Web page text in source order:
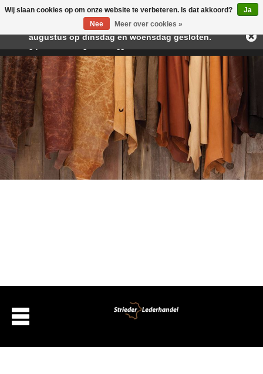
Wij slaan cookies op om onze website te verbeteren. Is dat akkoord?
Ja
Nee
Meer over cookies »
Beste klant, I.v.m. de vakantieperiode zijn wij in juli en
augustus op dinsdag en woensdag gesloten.